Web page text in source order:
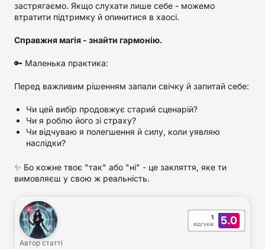
застрягаємо. Якщо слухати лише себе - можемо
втратити підтримку й опинитися в хаосі.
Справжня магія - знайти гармонію.
🔑 Маленька практика:
Перед важливим рішенням запали свічку й запитай себе:
Чи цей вибір продовжує старий сценарій?
Чи я роблю його зі страху?
Чи відчуваю я полегшення й силу, коли уявляю
наслідки?
✨ Бо кожне твоє "так" або "ні" - це закляття, яке ти
вимовляєш у свою ж реальність.
Автор статті
5.0
1
відгуків